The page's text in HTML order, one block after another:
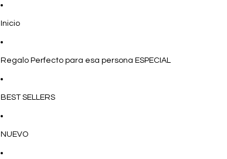
Inicio
Regalo Perfecto para esa persona ESPECIAL
BEST SELLERS
NUEVO